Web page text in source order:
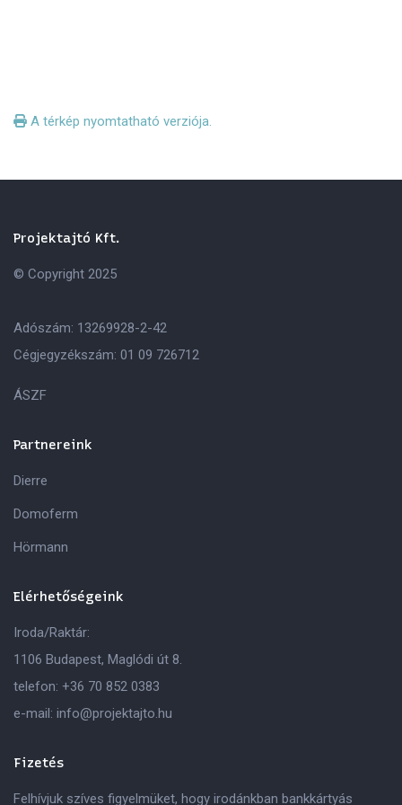
A térkép nyomtatható verziója.
Projektajtó Kft.
© Copyright 2025
Adószám: 13269928-2-42
Cégjegyzékszám: 01 09 726712
ÁSZF
Partnereink
Dierre
Domoferm
Hörmann
Elérhetőségeink
Iroda/Raktár:
1106 Budapest, Maglódi út 8.
telefon: +36 70 852 0383
e-mail: info@projektajto.hu
Fizetés
Felhívjuk szíves figyelmüket, hogy irodánkban bankkártyás